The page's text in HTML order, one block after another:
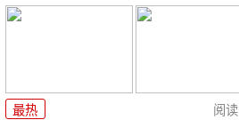
最热 阅读